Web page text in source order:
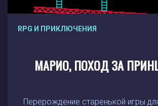
RPG И ПРИКЛЮЧЕНИЯ
МАРИО, ПОХОД ЗА
Перерождение старенькой игры